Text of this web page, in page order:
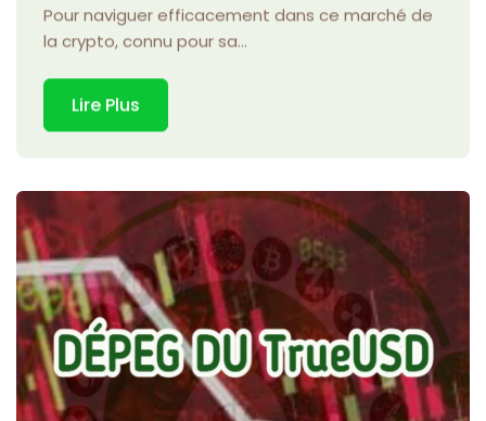
Pour naviguer efficacement dans ce marché de
la crypto, connu pour sa...
Lire Plus